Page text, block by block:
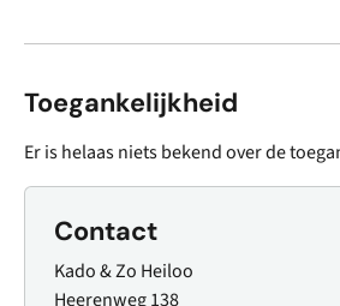
Toegankelijkheid
Er is helaas niets bekend over de
Contact
Kado & Zo Heiloo
Heerenweg 138